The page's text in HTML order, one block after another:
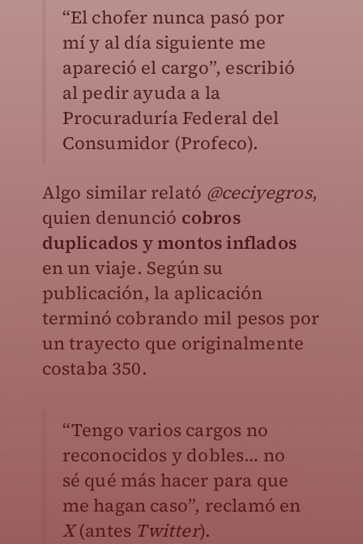
“El chofer nunca pasó por
mí y al día siguiente me
apareció el cargo”, escribió
al pedir ayuda a la
Procuraduría Federal del
Consumidor (Profeco).
Algo similar relató @ceciyegros,
quien denunció cobros
duplicados y montos inflados
en un viaje. Según su
publicación, la aplicación
terminó cobrando mil pesos por
un trayecto que originalmente
costaba 350.
“Tengo varios cargos no
reconocidos y dobles… no
sé qué más hacer para que
me hagan caso”, reclamó en
X(antes Twitter).